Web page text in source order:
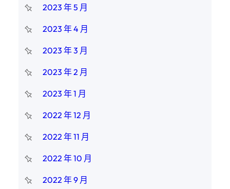
2023 年 5 月
2023 年 4 月
2023 年 3 月
2023 年 2 月
2023 年 1 月
2022 年 12 月
2022 年 11 月
2022 年 10 月
2022 年 9 月